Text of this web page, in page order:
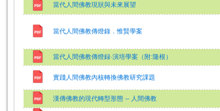
當代人間佛教現狀與未來展望
當代人間佛教傳燈錄．惟賢學案
當代人間佛教傳燈録·演培學案（附:隆根）
實踐人間佛教內核轉換佛教研究課題
漢傳佛教的現代轉型形態 -- 人間佛教